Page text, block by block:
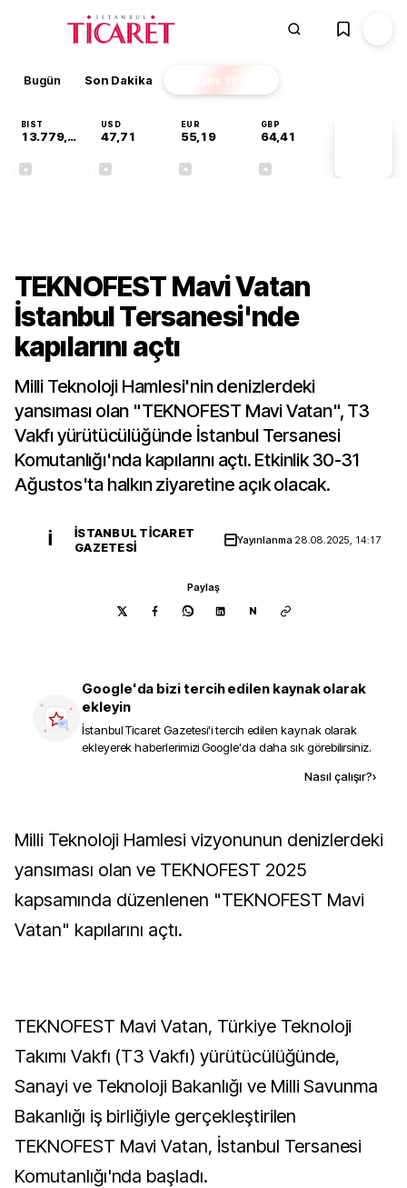
Bugün Son Dakika Finans EKSTRA
BIST
13.779,39
USD
47,71
EUR
55,19
GBP
64,41
TEKNOFEST Mavi Vatan
İstanbul Tersanesi'nde
kapılarını açtı
Milli Teknoloji Hamlesi'nin denizlerdeki
yansıması olan "TEKNOFEST Mavi Vatan", T3
Vakfı yürütücülüğünde İstanbul Tersanesi
Komutanlığı'nda kapılarını açtı. Etkinlik 30-31
Ağustos'ta halkın ziyaretine açık olacak.
İ
İSTANBUL TICARET
GAZETESI
Yayınlanma 28.08.2025, 14:17
Paylaş
N
Google'da bizi tercih edilen kaynak olarak
ekleyin
İstanbul Ticaret Gazetesi'i tercih edilen kaynak olarak
ekleyerek haberlerimizi Google'da daha sık görebilirsiniz.
Nasıl çalışır?›
Milli Teknoloji Hamlesi vizyonunun denizlerdeki
yansıması olan ve TEKNOFEST 2025
kapsamında düzenlenen "TEKNOFEST Mavi
Vatan" kapılarını açtı.
TEKNOFEST Mavi Vatan, Türkiye Teknoloji
Takımı Vakfı (T3 Vakfı) yürütücülüğünde,
Sanayi ve Teknoloji Bakanlığı ve Milli Savunma
Bakanlığı iş birliğiyle gerçekleştirilen
TEKNOFEST Mavi Vatan, İstanbul Tersanesi
Komutanlığı'nda başladı.